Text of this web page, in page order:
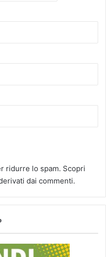
ridurre lo spam. Scopri
dai commenti.